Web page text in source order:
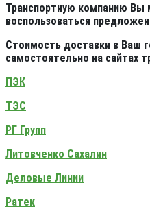
Транспортную компанию
воспользоваться
Стоимость доставки в Ваш
самостоятельно на сайтах
ПЭК
ТЭС
РГ Групп
Литовченко Сахалин
Деловые Линии
Ратек